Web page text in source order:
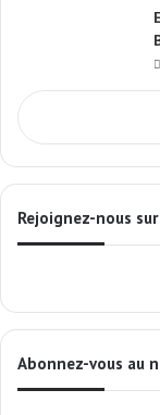
Rejoignez-nous
Abonnez-vous au